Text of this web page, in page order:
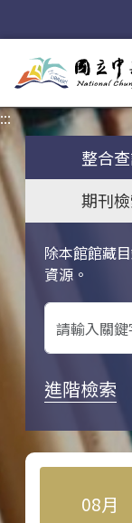
:::
整合
期刊
除本館館藏
資源。
關鍵字搜尋
進階檢索
08月